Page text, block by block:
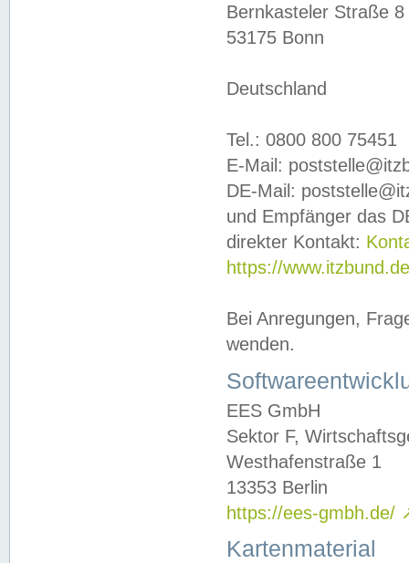
Bernkasteler Straße 8
53175 Bonn
Deutschland
Tel.: 0800 800 75451
E-Mail:
DE-Mail:
und Empfänger das
direkter Kontakt:
https://
Bei Anregungen,
wenden.
EES GmbH
Sektor F,
Westhafenstraße 1
13353 Berlin
https://ees-gmbh.de/
Kartenmaterial